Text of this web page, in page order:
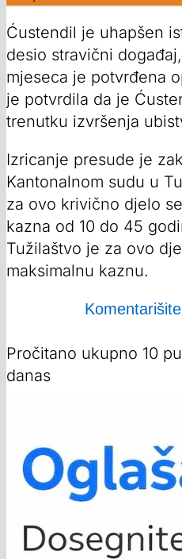
Ćustendil je uhapšen
desio stravični
mjeseca je potvrđena
je potvrdila da je
trenutku izvršenja
Izricanje presude je
Kantonalnom sudu u
za ovo krivično djelo
kazna od 10 do 45
Tužilaštvo je za ovo
maksimalnu kaznu.
Pročitano ukupno 10
danas